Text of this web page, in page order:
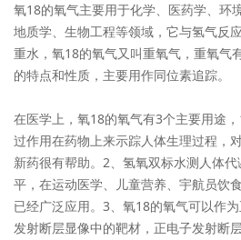
氧18的氧气主要用于化学、医药学、环境
地质学、生物工程等领域，它与氢气反
重水，氧18的氧气又叫重氧气，重氧气
的特点和性质，主要用作同位素追踪。
在医学上，氧18的氧气有3个主要用途
过作用在药物上来示踪人体生理过程，
新药很有帮助。2、氢氧双标水测人体代
平，在运动医学、儿童营养、宇航员饮
已经广泛应用。3、氧18的氧气可以作
发射断层显像中的靶材，正电子发射断